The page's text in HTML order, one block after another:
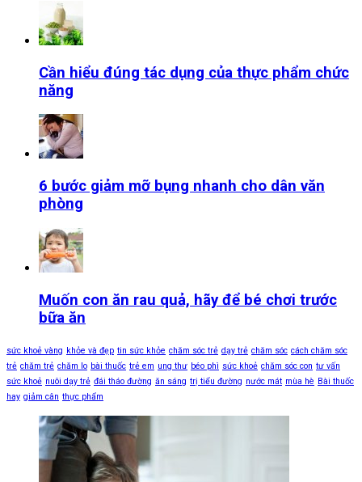
Cần hiểu đúng tác dụng của thực phẩm chức
năng
6 bước giảm mỡ bụng nhanh cho dân văn
phòng
Muốn con ăn rau quả, hãy để bé chơi trước
bữa ăn
sức khoẻ vàng khỏe và đẹp tin sức khỏe chăm sóc trẻ dạy trẻ chăm sóc cách chăm sóc
trẻ chăm trẻ chăm lo bài thuốc trẻ em ung thư béo phì sức khoẻ chăm sóc con tư vấn
sức khoẻ nuôi dạy trẻ đái tháo đường ăn sáng trị tiểu đường nước mát mùa hè Bài thuốc
hay giảm cân thực phẩm